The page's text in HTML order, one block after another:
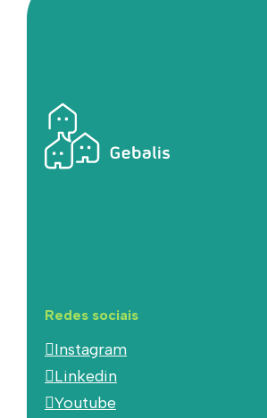
Redes sociais
Instagram
Linkedin
Youtube